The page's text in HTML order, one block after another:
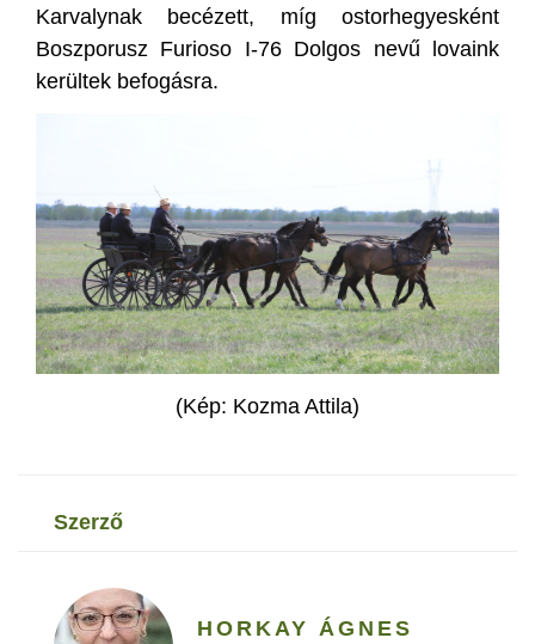
Karvalynak becézett, míg ostorhegyesként
Boszporusz Furioso I-76 Dolgos nevű lovaink
kerültek befogásra.
(Kép: Kozma Attila)
szerző
HORKAY ÁGNES